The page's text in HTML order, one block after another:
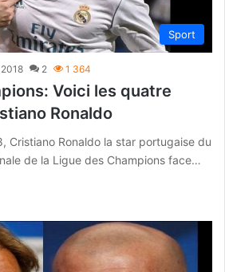
Sport
2 1 364
Voici les quatre
Ronaldo
Cristiano Ronaldo la star portugaise du
de la Ligue des Champions face…